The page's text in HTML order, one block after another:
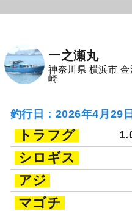
一之瀬丸
神奈川県 横浜市 金
崎
釣行日：2026年4月29
トラフグ
シロギス
アジ
マゴチ